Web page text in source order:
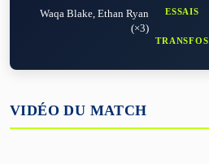
Waqa Blake, Ethan Ryan
(×3)
ESSAIS
TRANSFOS
VIDÉO DU MATCH